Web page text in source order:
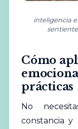
inteligencia
Cómo
prácticas
No
constancia y